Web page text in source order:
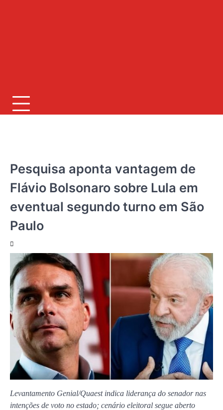
Pesquisa aponta vantagem de
Flávio Bolsonaro sobre Lula em
eventual segundo turno em São
Paulo
Levantamento Genial/Quaest indica liderança do senador nas
intenções de voto no estado; cenário eleitoral segue aberto